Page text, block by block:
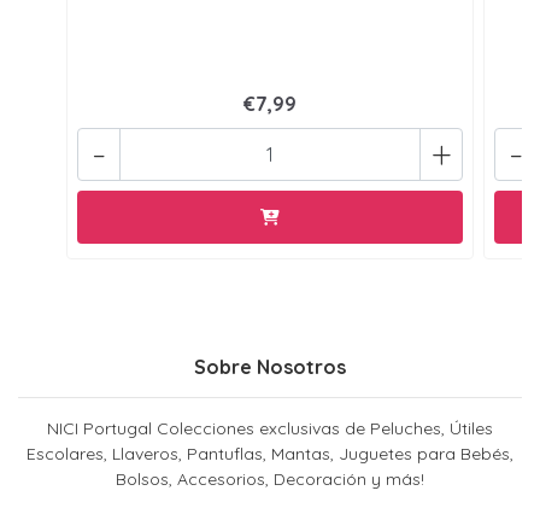
€7,99
+
- -
Sobre Nosotros
NICI Portugal Colecciones exclusivas de Peluches, Útiles
Escolares, Llaveros, Pantuflas, Mantas, Juguetes para Bebés,
Bolsos, Accesorios, Decoración y más!